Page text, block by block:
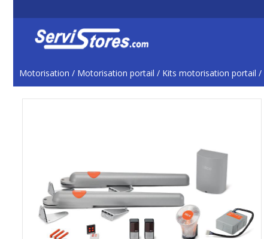
Motorisation / Motorisation portail / Kits motorisation portail /